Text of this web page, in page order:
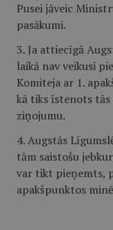
Pusei jāveic
pasākumi.
3. Ja attiecīgā
laikā nav veikusi
Komiteja ar 1.
kā tiks īstenots
ziņojumu.
4. Augstās
tām saistošu
var tikt pieņemts,
apakšpunktos